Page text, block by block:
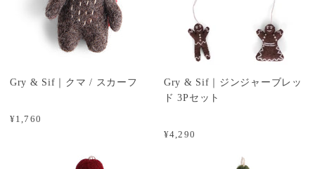
¥1,760
Gry & Sif｜クマ / スカーフ
¥4,290
Gry & Sif｜ジンジャーブレッ
ド 3Pセット